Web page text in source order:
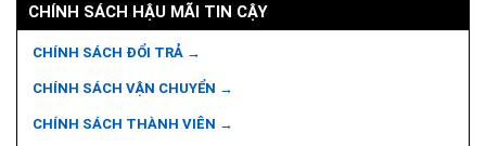
CHÍNH SÁCH HẬU MÃI TIN CẬY
CHÍNH SÁCH ĐỔI TRẢ →
CHÍNH SÁCH VẬN CHUYỂN →
CHÍNH SÁCH THÀNH VIÊN →